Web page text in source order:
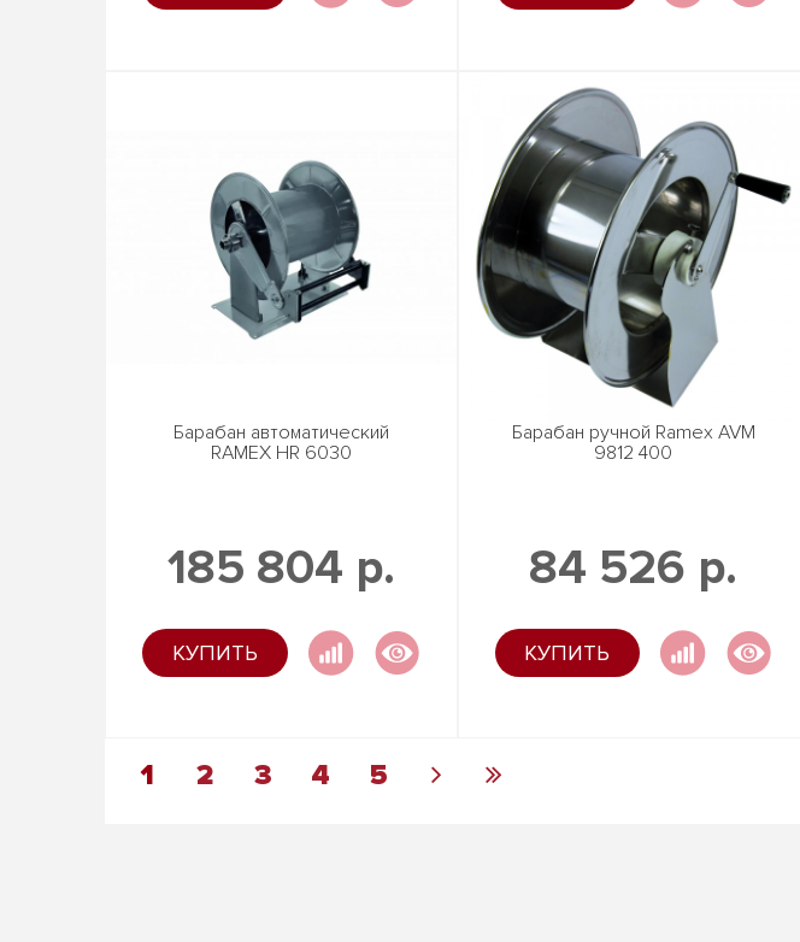
Барабан автоматический
RAMEX HR 6030
185 804 р.
КУПИТЬ
Барабан ручной Ramex AVM
9812 400
84 526 р.
КУПИТЬ
1 2 3 4 5